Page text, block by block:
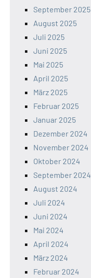
September 2025
August 2025
Juli 2025
Juni 2025
Mai 2025
April 2025
März 2025
Februar 2025
Januar 2025
Dezember 2024
November 2024
Oktober 2024
September 2024
August 2024
Juli 2024
Juni 2024
Mai 2024
April 2024
März 2024
Februar 2024